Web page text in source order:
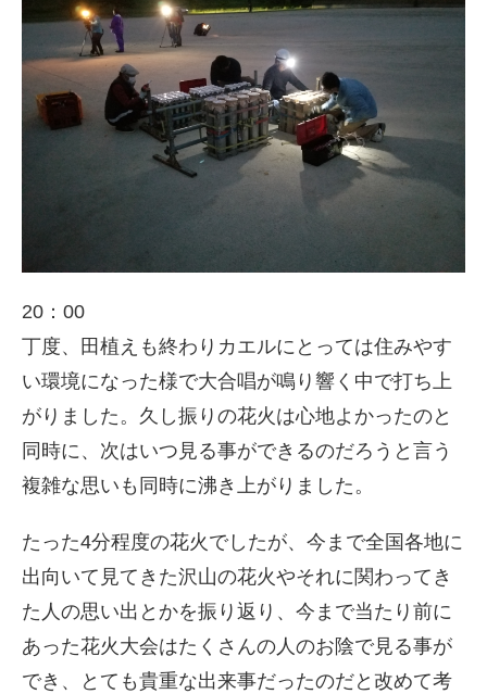
20：00
丁度、田植えも終わりカエルにとっては住みやす
い環境になった様で大合唱が鳴り響く中で打ち上
がりました。久し振りの花火は心地よかったのと
同時に、次はいつ見る事ができるのだろうと言う
複雑な思いも同時に沸き上がりました。
たった4分程度の花火でしたが、今まで全国各地に
出向いて見てきた沢山の花火やそれに関わってき
た人の思い出とかを振り返り、今まで当たり前に
あった花火大会はたくさんの人のお陰で見る事が
でき、とても貴重な出来事だったのだと改めて考